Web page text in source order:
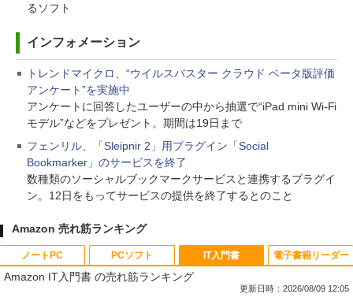
るソフト
インフォメーション
トレンドマイクロ、“ウイルスバスター クラウド ベータ版評価
アンケート”を実施中
アンケートに回答したユーザーの中から抽選で“iPad mini Wi-Fi
モデル”などをプレゼント。期間は19日まで
フェンリル、「Sleipnir 2」用プラグイン「Social
Bookmarker」のサービスを終了
数種類のソーシャルブックマークサービスと連携するプラグイ
ン。12日をもってサービスの提供を終了するとのこと
Amazon 売れ筋ランキング
ノートPC PCソフト IT入門書
Amazon IT入門書 の売れ筋ランキング
更新日時：2026/08/09 12:05
電子書籍リーダー